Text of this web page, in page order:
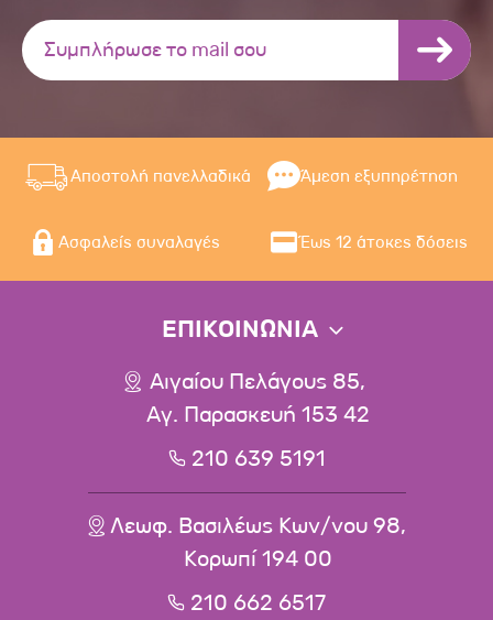
Αποστολή πανελλαδικά Άμεση εξυπηρέτηση
Ασφαλείς συναλαγές Έως 12 άτοκες δόσεις
ΕΠΙΚΟΙΝΩΝΙΑ
Αιγαίου Πελάγους 85,
Αγ. Παρασκευή 153 42
210 639 5191
Λεωφ. Βασιλέως Κων/νου 98,
Κορωπί 194 00
210 662 6517